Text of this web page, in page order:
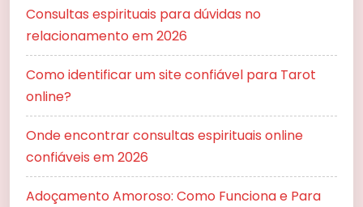
Consultas espirituais para dúvidas no
relacionamento em 2026
Como identificar um site confiável para Tarot
online?
Onde encontrar consultas espirituais online
confiáveis em 2026
Adoçamento Amoroso: Como Funciona e Para